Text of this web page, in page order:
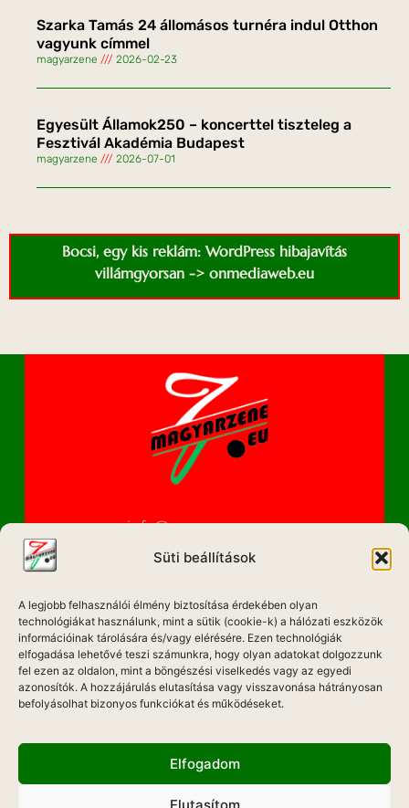
Süti beállítások
A legjobb felhasználói élmény biztosítása érdekében olyan
technológiákat használunk, mint a sütik (cookie-k) a hálózati eszközök
információinak tárolására és/vagy elérésére. Ezen technológiák
elfogadása lehetővé teszi számunkra, hogy olyan adatokat dolgozzunk
fel ezen az oldalon, mint a böngészési viselkedés vagy az egyedi
azonosítók. A hozzájárulás elutasítása vagy visszavonása hátrányosan
befolyásolhat bizonyos funkciókat és működéseket.
Elfogadom
Elutasítom
Szarka Tamás 24 állomásos turnéra indul Otthon
vagyunk címmel
magyarzene 2026-02-23
Egyesült Államok250 – koncerttel tiszteleg a
Fesztivál Akadémia Budapest
magyarzene 2026-07-01
Bocsi, egy kis reklám: WordPress hibajavítás
villámgyorsan -> onmediaweb.eu
info@magyarzene.eu
IMPRESSZUM
ETIKAI KÓDEX
MÉDIA AJÁNLAT
ADATKEZELÉSI NYILATKOZAT